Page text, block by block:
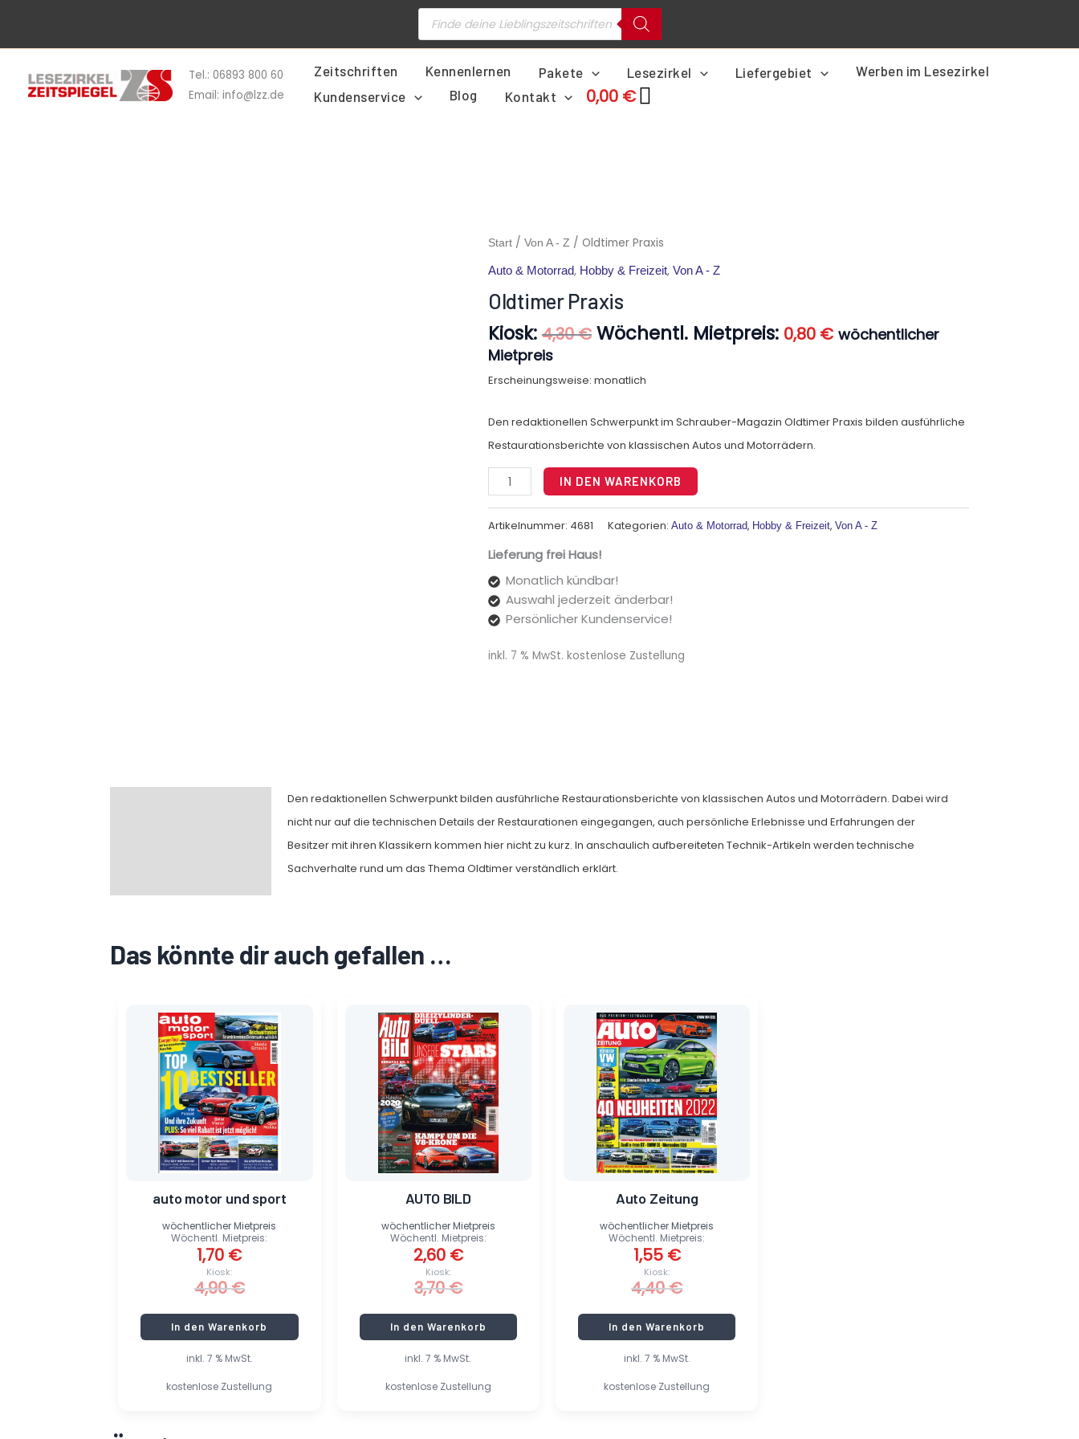
springen
Products
search
Tel.: 06893 800 60
Email: info@lzz.de
Zeitschriften Kennenlernen Pakete Lesezirkel Liefergebiet
Werben im Lesezirkel
Kundenservice
Blog Kontakt 0,00 €
Start/ Von A - Z / Oldtimer Praxis
Auto & Motorrad, Hobby & Freizeit, Von A - Z
Oldtimer Praxis
Kiosk: 4,30€
Ursprünglicher
Preis
war:
4,30 €
Wöchentl. Mietpreis: 0,80 € wöchentlicher
Mietpreis
Erscheinungsweise: monatlich
Den redaktionellen Schwerpunkt im Schrauber-Magazin Oldtimer Praxis bilden ausführliche
Restaurationsberichte von klassischen Autos und Motorrädern.
Oldtimer
IN DEN WARENKORB
Artikelnummer: 4681 Kategorien: Auto & Motorrad, Hobby & Freizeit, Von A - Z
Lieferung frei Haus!
Monatlich kündbar!
Auswahl jederzeit änderbar!
Persönlicher Kundenservice!
inkl. 7 % MwSt. kostenlose Zustellung
Den redaktionellen Schwerpunkt bilden ausführliche Restaurationsberichte von klassischen Autos und Motorrädern. Dabei wird
nicht nur auf die technischen Details der Restaurationen eingegangen, auch persönliche Erlebnisse und Erfahrungen der
Besitzer mit ihren Klassikern kommen hier nicht zu kurz. In anschaulich aufbereiteten Technik-Artikeln werden technische
Sachverhalte rund um das Thema Oldtimer verständlich erklärt.
Das könnte dir auch gefallen …
inkl. 7 % MwSt.
kostenlose Zustellung
auto motor und sport
Kiosk:
4,90€
Preis
war:
4,90 €
Wöchentl. Mietpreis:
1,70 €
Preis
1,70 €.
wöchentlicher Mietpreis
In den Warenkorb
inkl. 7 % MwSt.
kostenlose Zustellung
AUTO BILD
Kiosk:
3,70€
Preis
war:
3,70 €
Wöchentl. Mietpreis:
2,60 €
Preis
2,60 €.
wöchentlicher Mietpreis
In den Warenkorb
inkl. 7 % MwSt.
kostenlose Zustellung
Auto Zeitung
Kiosk:
4,40€
Preis
war:
4,40 €
Wöchentl. Mietpreis:
1,55 €
Preis
1,55 €.
wöchentlicher Mietpreis
In den Warenkorb